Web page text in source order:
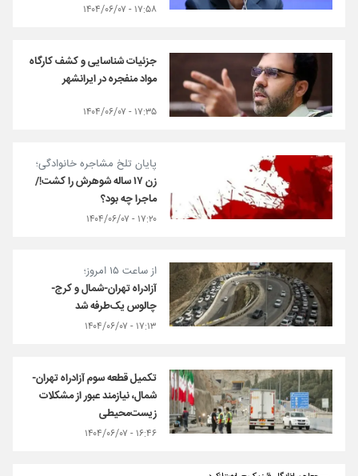
۱۷:۵۸ - ۱۴۰۴/۰۶/۰۷
جزئیات شناسایی و کشف کارگاه
مواد منفجره در ایرانشهر
۱۷:۳۵ - ۱۴۰۴/۰۶/۰۷
پایان تلخ مشاجره خانوادگی؛
زن ۱۷ ساله شوهرش را کشت!/
ماجرا چه بود؟
۱۷:۲۰ - ۱۴۰۴/۰۶/۰۷
از ساعت ۱۵ امروز؛
آزادراه تهران-شمال و کرج-
چالوس یک‌طرفه شد
۱۷:۱۳ - ۱۴۰۴/۰۶/۰۷
تکمیل قطعه سوم آزادراه تهران-
شمال، نیازمند عبور از مشکلات
زیست‌محیطی
۱۶:۴۶ - ۱۴۰۴/۰۶/۰۷